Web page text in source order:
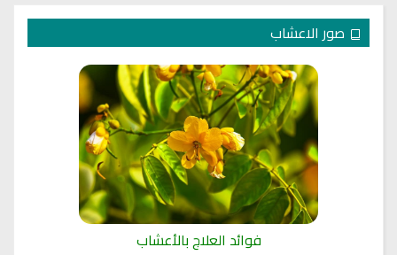
صور الاعشاب
فوائد العلاج بالأعشاب